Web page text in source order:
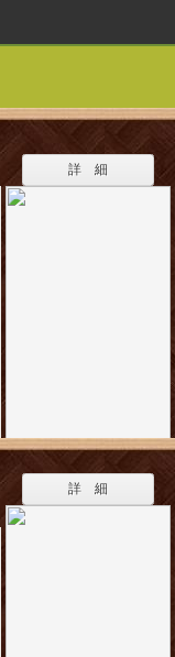
詳 細
詳 細